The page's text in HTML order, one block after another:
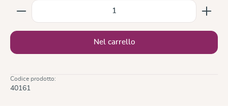
Quantità del prodotto: inserisci la quantità
Nel carrello
Codice prodotto:
40161